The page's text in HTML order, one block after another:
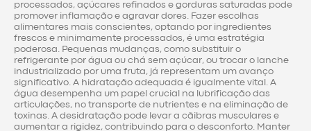
processados, açúcares refinados e gorduras saturadas pode
promover inflamação e agravar dores. Fazer escolhas
alimentares mais conscientes, optando por ingredientes
frescos e minimamente processados, é uma estratégia
poderosa. Pequenas mudanças, como substituir o
refrigerante por água ou chá sem açúcar, ou trocar o lanche
industrializado por uma fruta, já representam um avanço
significativo. A hidratação adequada é igualmente vital. A
água desempenha um papel crucial na lubrificação das
articulações, no transporte de nutrientes e na eliminação de
toxinas. A desidratação pode levar a cãibras musculares e
aumentar a rigidez, contribuindo para o desconforto. Manter